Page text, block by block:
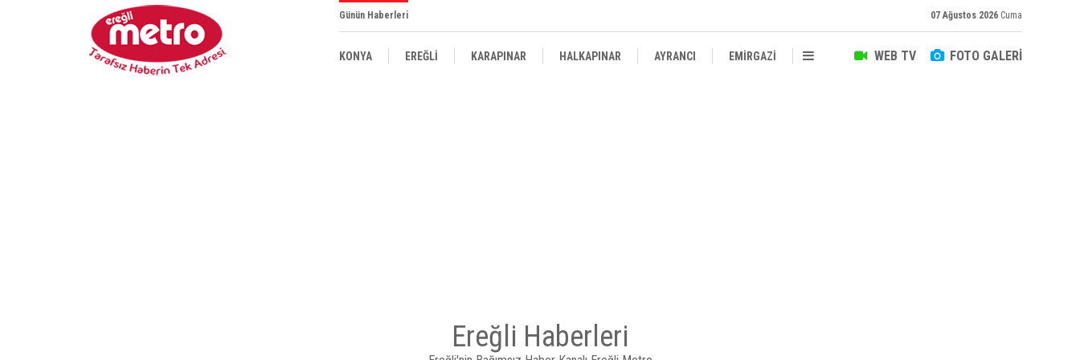
Günün Haberleri 07 Ağustos 2026 Cuma
WEB TV FOTO GALERİ
KONYA EREĞLİ KARAPINAR HALKAPINAR AYRANCI EMİRGAZİ
Ereğli Haberleri